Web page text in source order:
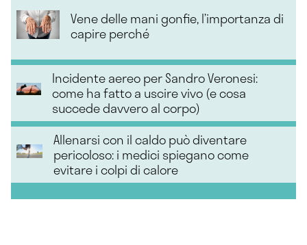
Vene delle mani gonfie, l’importanza di
capire perché
Incidente aereo per Sandro Veronesi:
come ha fatto a uscire vivo (e cosa
succede davvero al corpo)
Allenarsi con il caldo può diventare
pericoloso: i medici spiegano come
evitare i colpi di calore